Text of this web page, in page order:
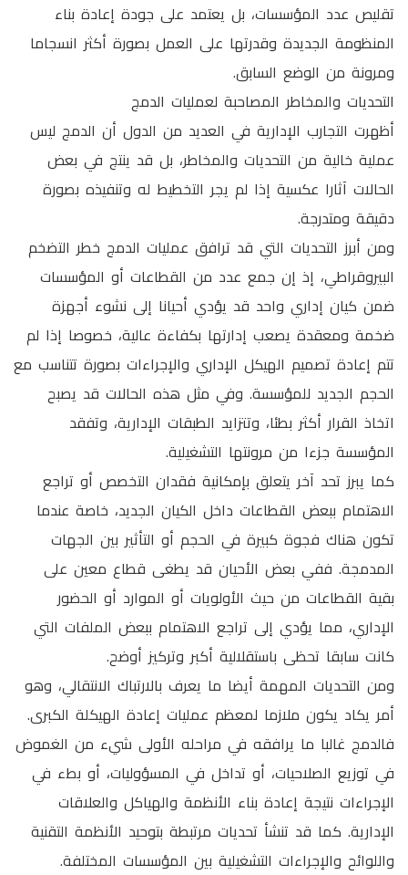
تقليص عدد المؤسسات، بل يعتمد على جودة إعادة بناء
المنظومة الجديدة وقدرتها على العمل بصورة أكثر انسجاما
ومرونة من الوضع السابق.
التحديات والمخاطر المصاحبة لعمليات الدمج
أظهرت التجارب الإدارية في العديد من الدول أن الدمج ليس
عملية خالية من التحديات والمخاطر، بل قد ينتج في بعض
الحالات آثارا عكسية إذا لم يجر التخطيط له وتنفيذه بصورة
دقيقة ومتدرجة.
ومن أبرز التحديات التي قد ترافق عمليات الدمج خطر التضخم
البيروقراطي، إذ إن جمع عدد من القطاعات أو المؤسسات
ضمن كيان إداري واحد قد يؤدي أحيانا إلى نشوء أجهزة
ضخمة ومعقدة يصعب إدارتها بكفاءة عالية، خصوصا إذا لم
تتم إعادة تصميم الهيكل الإداري والإجراءات بصورة تتناسب مع
الحجم الجديد للمؤسسة. وفي مثل هذه الحالات قد يصبح
اتخاذ القرار أكثر بطئا، وتتزايد الطبقات الإدارية، وتفقد
المؤسسة جزءا من مرونتها التشغيلية.
كما يبرز تحد آخر يتعلق بإمكانية فقدان التخصص أو تراجع
الاهتمام ببعض القطاعات داخل الكيان الجديد، خاصة عندما
تكون هناك فجوة كبيرة في الحجم أو التأثير بين الجهات
المدمجة. ففي بعض الأحيان قد يطغى قطاع معين على
بقية القطاعات من حيث الأولويات أو الموارد أو الحضور
الإداري، مما يؤدي إلى تراجع الاهتمام ببعض الملفات التي
كانت سابقا تحظى باستقلالية أكبر وتركيز أوضح.
ومن التحديات المهمة أيضا ما يعرف بالارتباك الانتقالي، وهو
أمر يكاد يكون ملازما لمعظم عمليات إعادة الهيكلة الكبرى.
فالدمج غالبا ما يرافقه في مراحله الأولى شيء من الغموض
في توزيع الصلاحيات، أو تداخل في المسؤوليات، أو بطء في
الإجراءات نتيجة إعادة بناء الأنظمة والهياكل والعلاقات
الإدارية. كما قد تنشأ تحديات مرتبطة بتوحيد الأنظمة التقنية
واللوائح والإجراءات التشغيلية بين المؤسسات المختلفة.